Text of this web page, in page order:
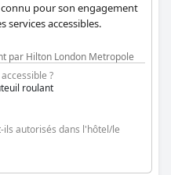
pour son engagement
services accessibles.
par Hilton London Metropole
?
roulant
ils autorisés dans l'hôtel/le